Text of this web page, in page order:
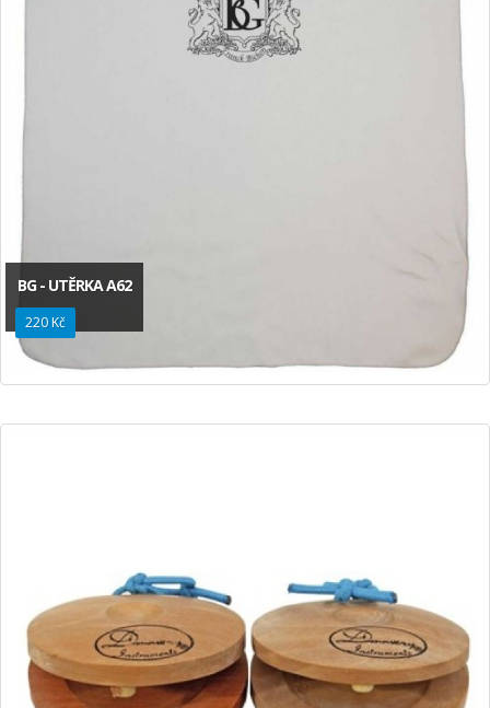
BG - UTĚRKA A62
220 Kč